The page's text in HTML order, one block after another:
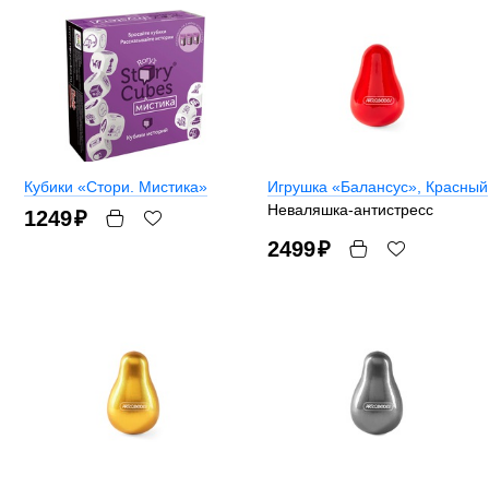
Кубики «Стори. Мистика»
1249₽
Игрушка «Балансус» , Красный
Неваляшка-антистресс
2499₽